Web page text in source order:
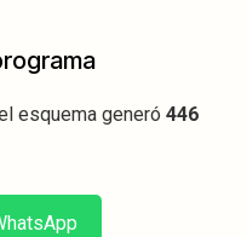
esquema generó 446